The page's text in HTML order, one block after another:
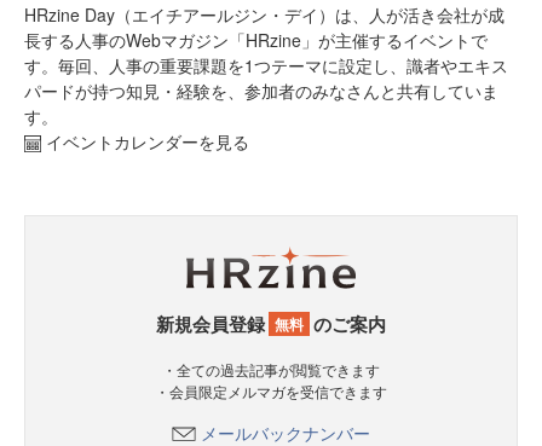
HRzine Day（エイチアールジン・デイ）は、人が活き会社が成
長する人事のWebマガジン「HRzine」が主催するイベントで
す。毎回、人事の重要課題を1つテーマに設定し、識者やエキス
パードが持つ知見・経験を、参加者のみなさんと共有していま
す。
イベントカレンダーを見る
新規会員登録 無料 のご案内
・全ての過去記事が閲覧できます
・会員限定メルマガを受信できます
メールバックナンバー